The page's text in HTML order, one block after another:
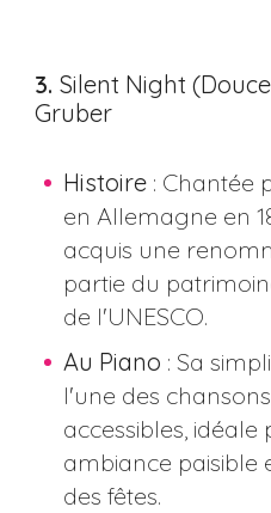
3. Silent Night
Gruber
Histoire: Chantée
en Allemagne en
acquis une
partie du
de l'UNESCO.
Au Piano : Sa
l'une des
accessibles,
ambiance
des fêtes​​.